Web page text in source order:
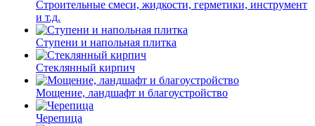
Строительные смеси, жидкости, герметики, инструмент
и т.д.
Ступени и напольная плитка
Cтеклянный кирпич
Мощение, ландшафт и благоустройство
Черепица